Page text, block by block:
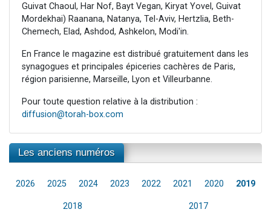
Guivat Chaoul, Har Nof, Bayt Vegan, Kiryat Yovel, Guivat
Mordekhai) Raanana, Natanya, Tel-Aviv, Hertzlia, Beth-
Chemech, Elad, Ashdod, Ashkelon, Modi'in.
En France le magazine est distribué gratuitement dans les
synagogues et principales épiceries cachères de Paris,
région parisienne, Marseille, Lyon et Villeurbanne.
Pour toute question relative à la distribution :
diffusion@torah-box.com
Les anciens numéros
2026 2025 2024 2023 2022 2021 2020 2019
2018 2017